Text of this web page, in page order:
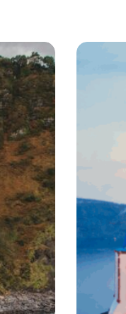
Grecia